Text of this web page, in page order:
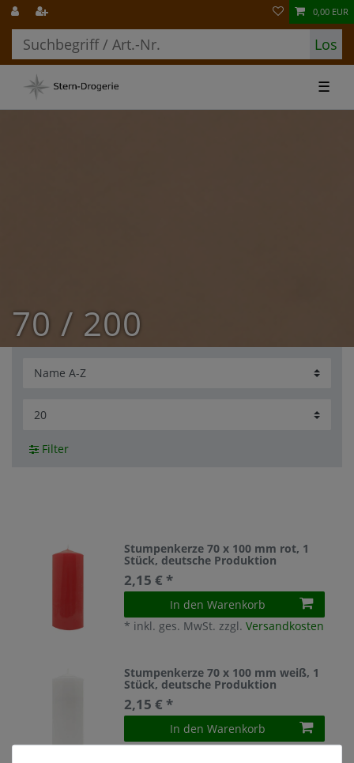
Los
0,00 EUR
☰
70 / 200
Filter
Stumpenkerze 70 x 100 mm rot, 1
Stück, deutsche Produktion
2,15 € *
In den Warenkorb
* inkl. ges. MwSt. zzgl.Versandkosten
Stumpenkerze 70 x 100 mm weiß, 1
Stück, deutsche Produktion
2,15 € *
In den Warenkorb
*inkl. ges. MwSt.zzgl.Versandkosten